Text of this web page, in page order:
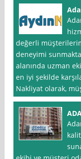
değerli
deneyimi
alanında uzman
en iyi şekilde
Nakliyat olarak,